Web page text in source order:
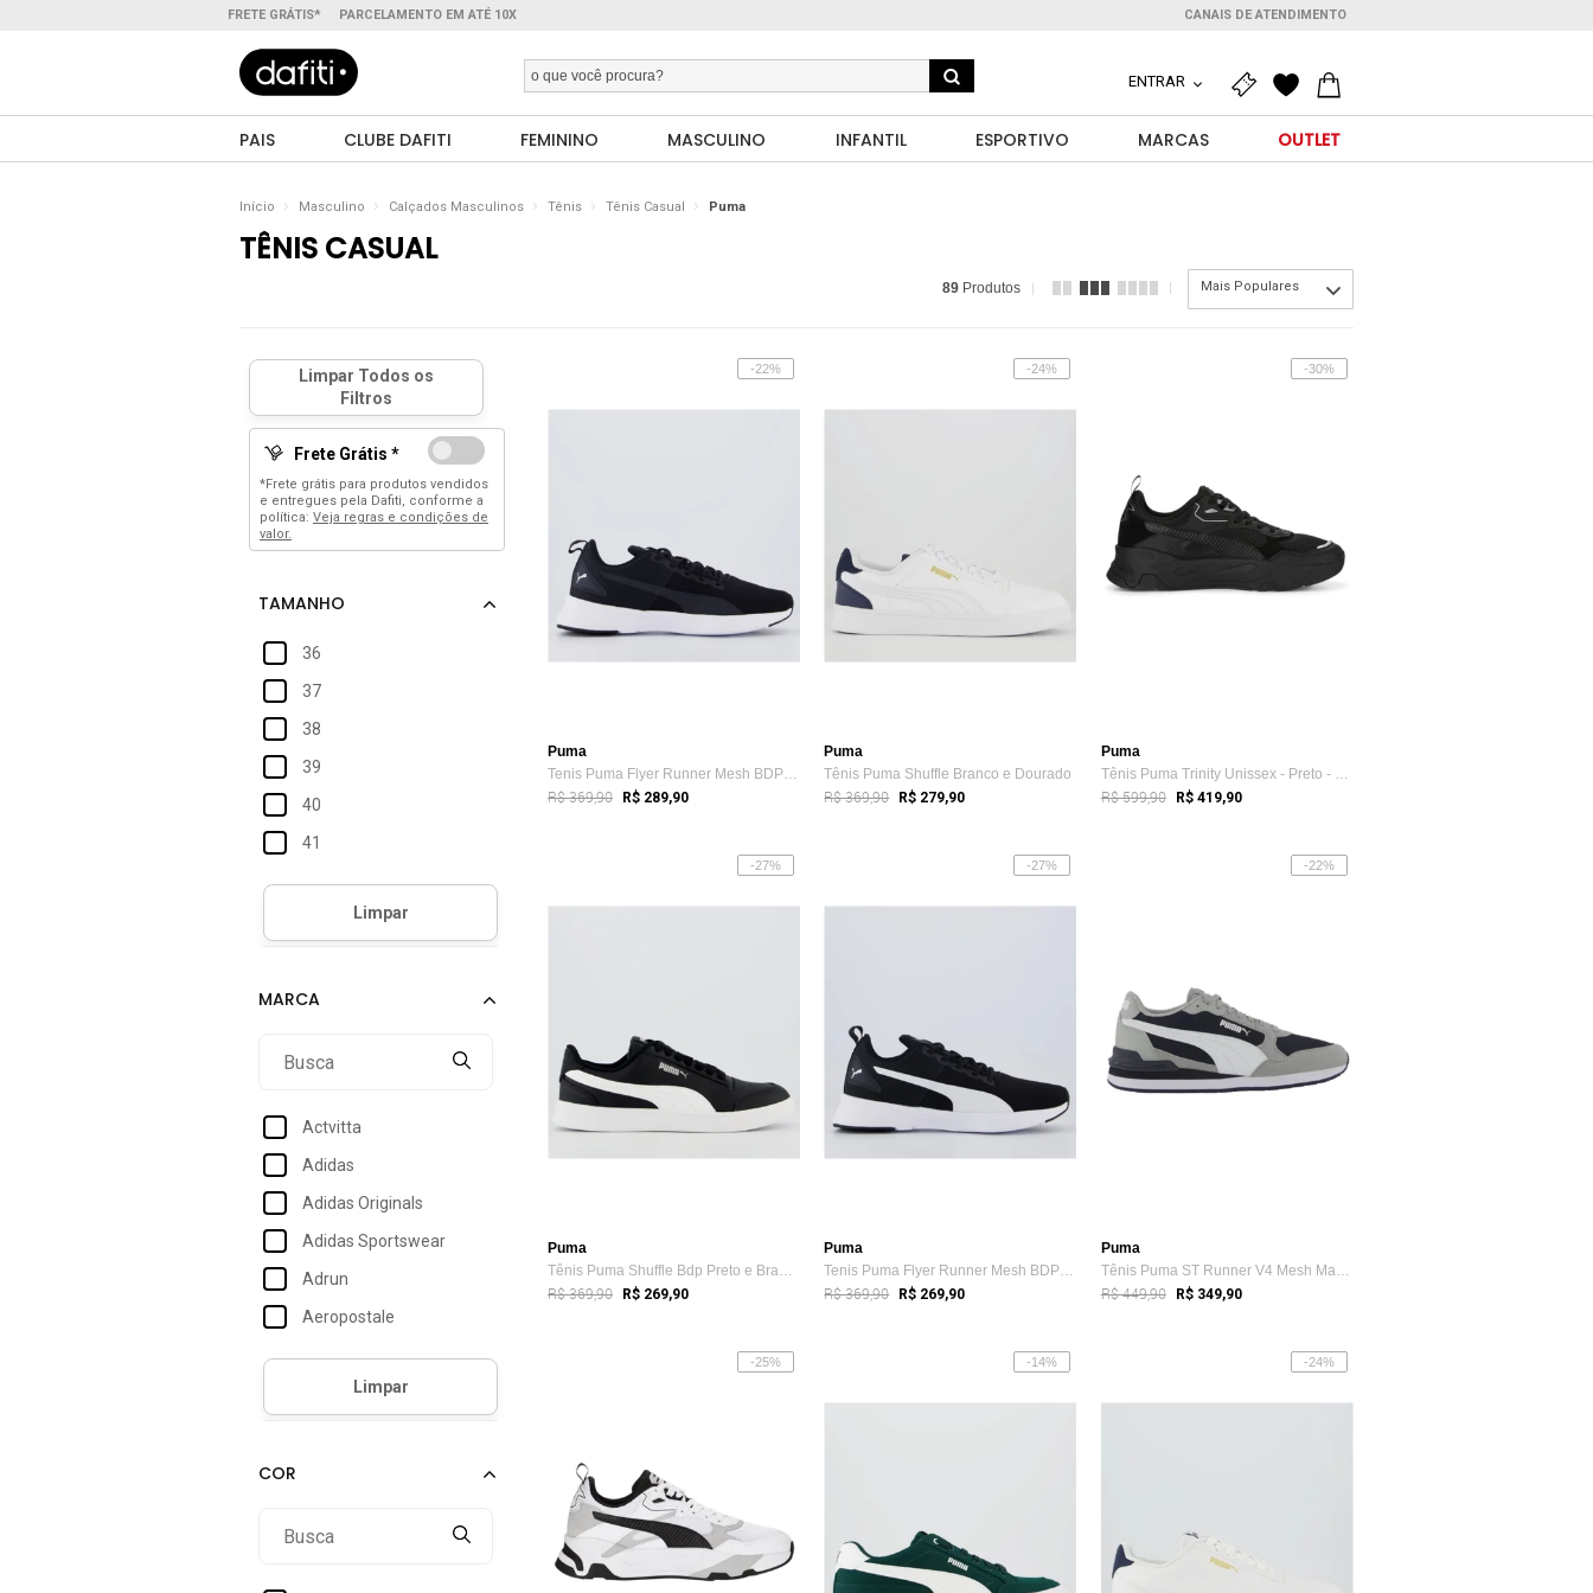
FRETE GRÁTIS* PARCELAMENTO EM ATÉ 10X CANAIS DE ATENDIMENTO
ENTRAR
PAIS CLUBE DAFITI FEMININO MASCULINO INFANTIL ESPORTIVO MARCAS OUTLET
Início Masculino Calçados Masculinos Tênis Tênis Casual Puma
TÊNIS CASUAL
89 Produtos Mais Populares
Frete Grátis *
*Frete grátis para produtos vendidos
e entregues pela Dafiti, conforme a
política: Veja regras e condições de
valor.
36
37
38
39
40
41
42
45
Actvitta
Adidas
Adidas Originals
Adidas Sportswear
Adrun
Aeropostale
Anatomic Gel
Angipé
Arcas Bear
-22%
Puma
Tenis Puma Flyer Runner Mesh BDP Preto
R$ 369,90 R$ 289,90
-24%
Puma
Tênis Puma Shuffle Branco e Dourado
R$ 369,90 R$ 279,90
-30%
Puma
Tênis Puma Trinity Unissex - Preto - Puma
R$ 599,90 R$ 419,90
-27%
Puma
Tênis Puma Shuffle Bdp Preto e Branco
R$ 369,90 R$ 269,90
-27%
Puma
Tenis Puma Flyer Runner Mesh BDP Preto e Branco
R$ 369,90 R$ 269,90
-22%
Puma
Tênis Puma ST Runner V4 Mesh Masculino -...
R$ 449,90 R$ 349,90
-25% -14% -24%